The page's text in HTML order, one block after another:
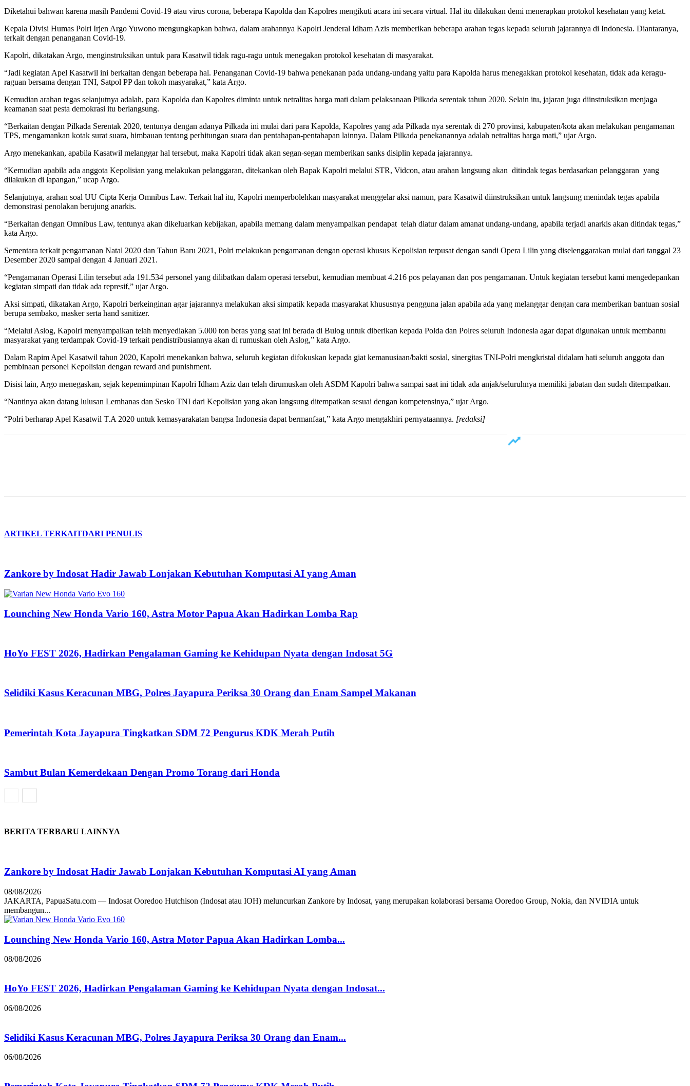
Diketahui bahwan karena masih Pandemi Covid-19 atau virus corona, beberapa Kapolda dan Kapolres mengikuti acara ini secara virtual. Hal itu dilakukan demi menerapkan protokol kesehatan yang ketat.
Kepala Divisi Humas Polri Irjen Argo Yuwono mengungkapkan bahwa, dalam arahannya Kapolri Jenderal Idham Azis memberikan beberapa arahan tegas kepada seluruh jajarannya di Indonesia. Diantaranya,
terkait dengan penanganan Covid-19.
Kapolri, dikatakan Argo, menginstruksikan untuk para Kasatwil tidak ragu-ragu untuk menegakan protokol kesehatan di masyarakat.
“Jadi kegiatan Apel Kasatwil ini berkaitan dengan beberapa hal. Penanganan Covid-19 bahwa penekanan pada undang-undang yaitu para Kapolda harus menegakkan protokol kesehatan, tidak ada keragu-
raguan bersama dengan TNI, Satpol PP dan tokoh masyarakat,” kata Argo.
Kemudian arahan tegas selanjutnya adalah, para Kapolda dan Kapolres diminta untuk netralitas harga mati dalam pelaksanaan Pilkada serentak tahun 2020. Selain itu, jajaran juga diinstruksikan menjaga
keamanan saat pesta demokrasi itu berlangsung.
“Berkaitan dengan Pilkada Serentak 2020, tentunya dengan adanya Pilkada ini mulai dari para Kapolda, Kapolres yang ada Pilkada nya serentak di 270 provinsi, kabupaten/kota akan melakukan pengamanan
TPS, mengamankan kotak surat suara, himbauan tentang perhitungan suara dan pentahapan-pentahapan lainnya. Dalam Pilkada penekanannya adalah netralitas harga mati,” ujar Argo.
Argo menekankan, apabila Kasatwil melanggar hal tersebut, maka Kapolri tidak akan segan-segan memberikan sanks disiplin kepada jajarannya.
“Kemudian apabila ada anggota Kepolisian yang melakukan pelanggaran, ditekankan oleh Bapak Kapolri melalui STR, Vidcon, atau arahan langsung akan ditindak tegas berdasarkan pelanggaran yang
dilakukan di lapangan,” ucap Argo.
Selanjutnya, arahan soal UU Cipta Kerja Omnibus Law. Terkait hal itu, Kapolri memperbolehkan masyarakat menggelar aksi namun, para Kasatwil diinstruksikan untuk langsung menindak tegas apabila
demonstrasi penolakan berujung anarkis.
“Berkaitan dengan Omnibus Law, tentunya akan dikeluarkan kebijakan, apabila memang dalam menyampaikan pendapat telah diatur dalam amanat undang-undang, apabila terjadi anarkis akan ditindak tegas,”
kata Argo.
Sementara terkait pengamanan Natal 2020 dan Tahun Baru 2021, Polri melakukan pengamanan dengan operasi khusus Kepolisian terpusat dengan sandi Opera Lilin yang diselenggarakan mulai dari tanggal 23
Desember 2020 sampai dengan 4 Januari 2021.
“Pengamanan Operasi Lilin tersebut ada 191.534 personel yang dilibatkan dalam operasi tersebut, kemudian membuat 4.216 pos pelayanan dan pos pengamanan. Untuk kegiatan tersebut kami mengedepankan
kegiatan simpati dan tidak ada represif,” ujar Argo.
Aksi simpati, dikatakan Argo, Kapolri berkeinginan agar jajarannya melakukan aksi simpatik kepada masyarakat khususnya pengguna jalan apabila ada yang melanggar dengan cara memberikan bantuan sosial
berupa sembako, masker serta hand sanitizer.
“Melalui Aslog, Kapolri menyampaikan telah menyediakan 5.000 ton beras yang saat ini berada di Bulog untuk diberikan kepada Polda dan Polres seluruh Indonesia agar dapat digunakan untuk membantu
masyarakat yang terdampak Covid-19 terkait pendistribusiannya akan di rumuskan oleh Aslog,” kata Argo.
Dalam Rapim Apel Kasatwil tahun 2020, Kapolri menekankan bahwa, seluruh kegiatan difokuskan kepada giat kemanusiaan/bakti sosial, sinergitas TNI-Polri mengkristal didalam hati seluruh anggota dan
pembinaan personel Kepolisian dengan reward and punishment.
Disisi lain, Argo menegaskan, sejak kepemimpinan Kapolri Idham Aziz dan telah dirumuskan oleh ASDM Kapolri bahwa sampai saat ini tidak ada anjak/seluruhnya memiliki jabatan dan sudah ditempatkan.
“Nantinya akan datang lulusan Lemhanas dan Sesko TNI dari Kepolisian yang akan langsung ditempatkan sesuai dengan kompetensinya,” ujar Argo.
“Polri berharap Apel Kasatwil T.A 2020 untuk kemasyarakatan bangsa Indonesia dapat bermanfaat,” kata Argo mengakhiri pernyataannya. [redaksi]
ARTIKEL TERKAITDARI PENULIS
Zankore by Indosat Hadir Jawab Lonjakan Kebutuhan Komputasi AI yang Aman
Lounching New Honda Vario 160, Astra Motor Papua Akan Hadirkan Lomba Rap
HoYo FEST 2026, Hadirkan Pengalaman Gaming ke Kehidupan Nyata dengan Indosat 5G
Selidiki Kasus Keracunan MBG, Polres Jayapura Periksa 30 Orang dan Enam Sampel Makanan
Pemerintah Kota Jayapura Tingkatkan SDM 72 Pengurus KDK Merah Putih
Sambut Bulan Kemerdekaan Dengan Promo Torang dari Honda
BERITA TERBARU LAINNYA
Zankore by Indosat Hadir Jawab Lonjakan Kebutuhan Komputasi AI yang Aman
08/08/2026
JAKARTA, PapuaSatu.com — Indosat Ooredoo Hutchison (Indosat atau IOH) meluncurkan Zankore by Indosat, yang merupakan kolaborasi bersama Ooredoo Group, Nokia, dan NVIDIA untuk
membangun...
Lounching New Honda Vario 160, Astra Motor Papua Akan Hadirkan Lomba...
08/08/2026
HoYo FEST 2026, Hadirkan Pengalaman Gaming ke Kehidupan Nyata dengan Indosat...
06/08/2026
Selidiki Kasus Keracunan MBG, Polres Jayapura Periksa 30 Orang dan Enam...
06/08/2026